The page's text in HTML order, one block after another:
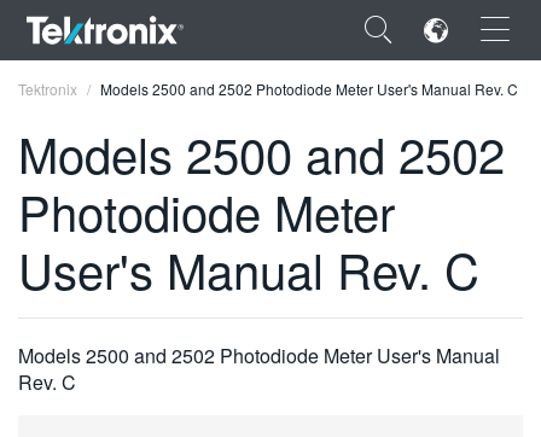
×
ENGLISH
FRANÇAIS
Tektronix Models 2500 and 2502 Photodiode Meter User's Manual Rev. C
Models 2500 and 2502
Photodiode Meter
User's Manual Rev. C
Models 2500 and 2502 Photodiode Meter User's Manual
Rev. C